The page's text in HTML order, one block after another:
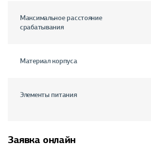
Максимальное расстояние
срабатывания
Материал корпуса
Элементы питания
Заявка онлайн